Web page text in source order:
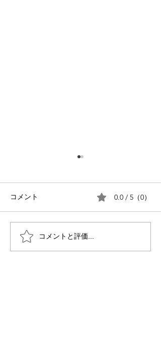
紙飛行機でゲーム！相互
に教え，関わりの場創
コメント 0.0 / 5（0）
コメントと評価...